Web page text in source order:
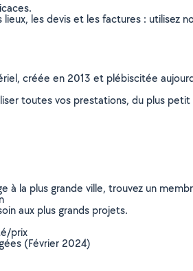
les devis et les factures : utilisez
créée en 2013 et plébiscitée
toutes vos prestations, du plus
la plus grande ville, trouvez un
aux plus grands projets.
prix
(Février 2024)